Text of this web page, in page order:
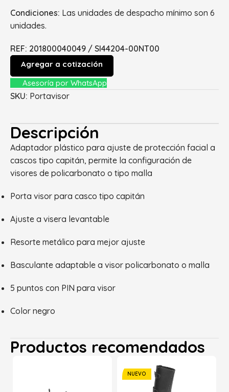
Condiciones: Las unidades de despacho mínimo son 6
unidades.
REF: 201800040049 / SI44204-00NT00
Agregar a cotización
Asesoría por WhatsApp
SKU: Portavisor
Descripción
Adaptador plástico para ajuste de protección facial a
cascos tipo capitán, permite la configuración de
visores de policarbonato o tipo malla
Porta visor para casco tipo capitán
Ajuste a visera levantable
Resorte metálico para mejor ajuste
Basculante adaptable a visor policarbonato o malla
5 puntos con PIN para visor
Color negro
Productos recomendados
NUEVO